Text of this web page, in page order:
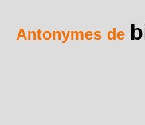
Antonymes de